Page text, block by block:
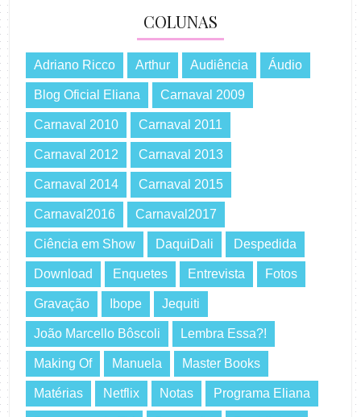
COLUNAS
Adriano Ricco Arthur Audiência Áudio
Blog Oficial Eliana Carnaval 2009
Carnaval 2010 Carnaval 2011
Carnaval 2012 Carnaval 2013
Carnaval 2014 Carnaval 2015
Carnaval2016 Carnaval2017
Ciência em Show DaquiDali Despedida
Download Enquetes Entrevista Fotos
Gravação Ibope Jequiti
João Marcello Bôscoli Lembra Essa?!
Making Of Manuela Master Books
Matérias Netflix Notas Programa Eliana